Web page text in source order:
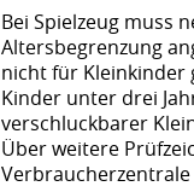
Bei Spielzeug muss
Altersbegrenzung
nicht für Kleinkinder
Kinder unter drei
verschluckbarer
Über weitere